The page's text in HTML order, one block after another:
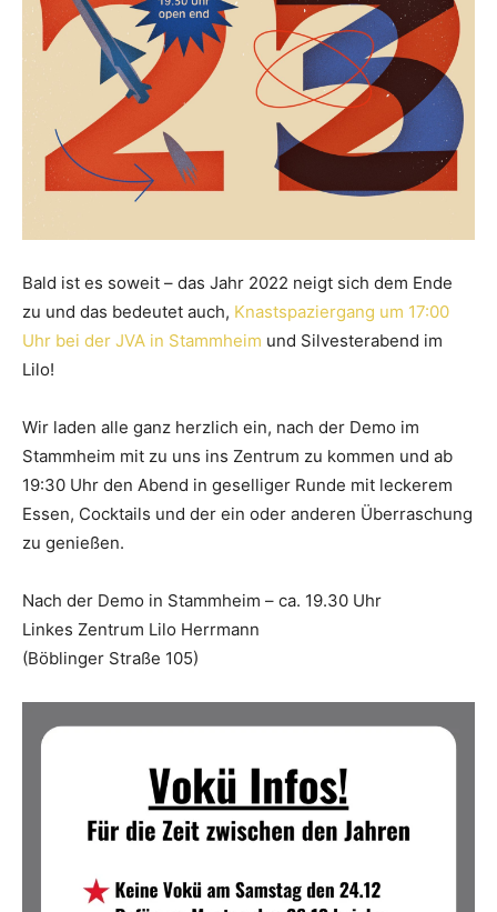
Bald ist es soweit – das Jahr 2022 neigt sich dem Ende
zu und das bedeutet auch, Knastspaziergang um 17:00
Uhr bei der JVA in Stammheim und Silvesterabend im
Lilo!
Wir laden alle ganz herzlich ein, nach der Demo im
Stammheim mit zu uns ins Zentrum zu kommen und ab
19:30 Uhr den Abend in geselliger Runde mit leckerem
Essen, Cocktails und der ein oder anderen Überraschung
zu genießen.
Nach der Demo in Stammheim – ca. 19.30 Uhr
Linkes Zentrum Lilo Herrmann
(Böblinger Straße 105)